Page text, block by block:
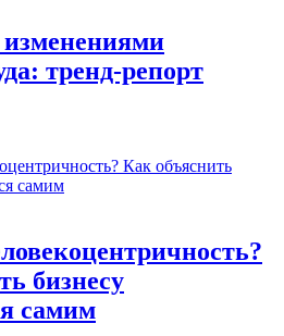
изменениями
тренд-репорт
бизнесу
самим